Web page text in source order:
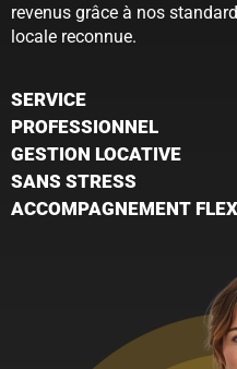
revenus grâce à nos
locale reconnue.
SERVICE
PROFESSIONNEL
GESTION LOCATIVE
SANS STRESS
ACCOMPAGNEMENT